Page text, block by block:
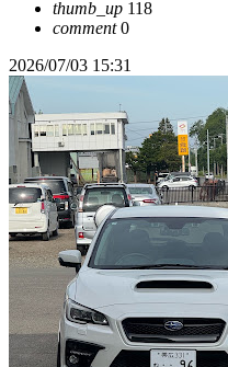
thumb_up 118
comment0
2026/07/03 15:31